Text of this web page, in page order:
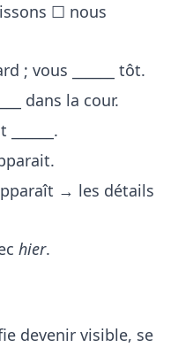
☐ nous
; vous ______ tôt.
dans la cour.
→ les détails
hier.
devenir visible, se